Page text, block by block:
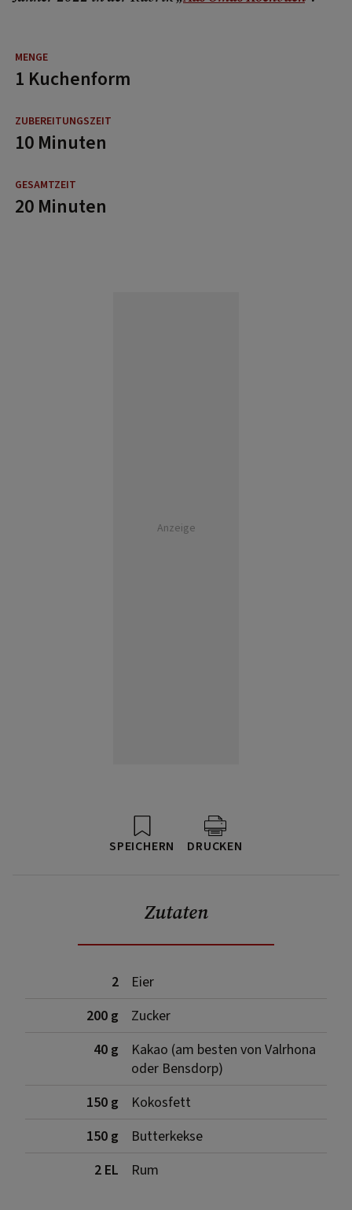
1 Kuchenform
10 Minuten
20 Minuten
Anzeige
SPEICHERN DRUCKEN
Zutaten
2
Eier
200 g
Zucker
40 g
Kakao (am besten von Valrhona
oder Bensdorp)
150 g
Kokosfett
150 g
Butterkekse
2 EL
Rum